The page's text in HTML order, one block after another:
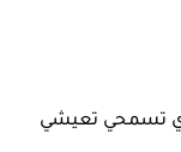
تسمحي تعيشي